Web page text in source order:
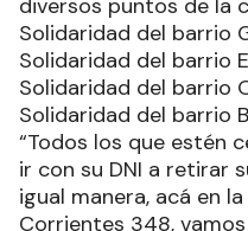
Solidaridad del barrio
Solidaridad del barrio
Solidaridad del barrio
Solidaridad del barrio
“Todos los que estén
ir con su DNI a retirar
igual manera, acá en
Corrientes 348,